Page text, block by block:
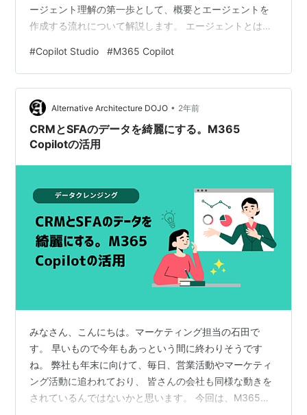
ージェント理解の第一歩として、概要とエージェントを
作成する流れについて解説します。 エージェントとは何
ェントの基本的な作成方法 エージェント作成の準備 トリ
ガーの種類 ノードの追加 アクションと詳細 テストと公
開 エージェント設計のポイント ユーザー体験 簡潔な会
話: 長い説明よりも、短く的確な応答を心がける トピッ
ク・変数管理: スムーズな…
#Copilot Studio #M365 Copilot
Alternative Architecture DOJO • 2年前
CRMとSFAのデータを綺麗にする。M365
Copilotの活用
みなさん、こんにちは。マーケティング担当の石田で
す。 早いもので今年もあっという間に終わりそうです
ね。 弊社も年末に向けて、毎日、営業活動やマーケティ
ング活動に追われており、 皆さんの会社も同様な動きを
されているんではないかと思います。 今回は、M365